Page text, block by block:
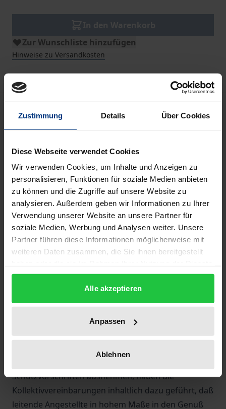
Zustimmung Details Über Cookies
Diese Webseite verwendet Cookies
Wir verwenden Cookies, um Inhalte und Anzeigen zu
personalisieren, Funktionen für soziale Medien anbieten
zu können und die Zugriffe auf unsere Website zu
analysieren. Außerdem geben wir Informationen zu Ihrer
Verwendung unserer Website an unsere Partner für
soziale Medien, Werbung und Analysen weiter. Unsere
Partner führen diese Informationen möglicherweise mit
weiteren Daten zusammen, die Sie ihnen bereitgestellt
gesammelt haben.
Alle akzeptieren
Anpassen
Ablehnen
Zur Wunschliste hinzufügen
Hinweise zu Versandkosten
Beschreibung
Arbeitnehmergruppe der leitenden Angestellten
eine arbeitsrechtliche Sonderstellung ein. Dieser
Grundsatz gilt auch in den Rechtssystemen anderer
europäischer Staaten. Allerdings kommt es im
grenzüberschreitenden Wirtschaftsverkehr immer
wieder zu praktischen Problemen.
Das Werk untersucht umfassend die Stellung der
dirigenti im Individual- und Kollektivarbeitsrecht und
italienischen Arbeitsrechts auf.
Der Autor zeigt im einzelnen, daß in Italien die
Sozialpartner durch den Abschluß von
Kollektivverträgen den rechtlich strukturierten
Bereich erheblich verschieben. Während die
Schutzvorschriften ausnehmen, haben die
Kollektivvereinbarungen inhaltlich dazu geführt, daß
leitende Angestellte in hohem Maße in den Genuß